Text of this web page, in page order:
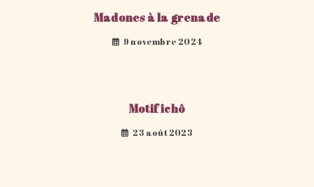
Madones à la grenade
9 novembre 2024
Motif ichô
23 août 2023